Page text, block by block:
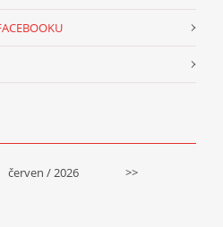
červen / 2026 >>